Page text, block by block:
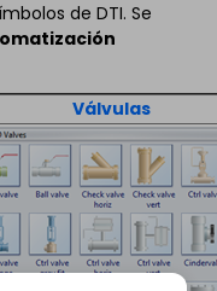
de DTI. Se
Válvulas